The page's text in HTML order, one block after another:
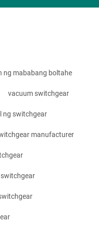
ng mababang boltahe
vacuum switchgear
ng switchgear
manufacturer